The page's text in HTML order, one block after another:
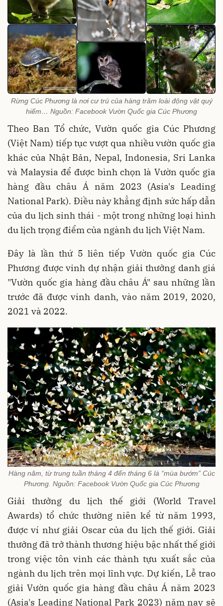
Rừng Cúc Phương là nơi cư trú của hàng trăm loài động vật quý
hiếm… Nguồn: Facebook Vườn Quốc gia Cúc Phương
Theo Ban Tổ chức, Vườn quốc gia Cúc Phương
(Việt Nam) tiếp tục vượt qua nhiều vườn quốc gia
khác của Nhật Bản, Nepal, Indonesia, Sri Lanka
và Malaysia để được bình chọn là Vườn quốc gia
hàng đầu châu Á năm 2023 (Asia's Leading
National Park). Điều này khẳng định sức hấp dẫn
của du lịch sinh thái - một trong những loại hình
du lịch trọng điểm của ngành du lịch Việt Nam.
Đây là lần thứ 5 liên tiếp Vườn quốc gia Cúc
Phương được vinh dự nhận giải thưởng danh giá
"Vườn quốc gia hàng đầu châu Á" sau những lần
trước đã được vinh danh, vào năm 2019, 2020,
2021 và 2022.
Hàng năm, từ trung tuần tháng 4 đến tháng 6 là “mùa bướm” Cúc
Phương. Nguồn: Facebook Vườn Quốc gia Cúc Phương
Giải thưởng du lịch thế giới (World Travel
Awards) tổ chức thường niên kể từ năm 1993,
được ví như giải Oscar của du lịch thế giới. Giải
thưởng đã trở thành thương hiệu bậc nhất thế giới
trong việc tôn vinh các thành tựu xuất sắc của
ngành du lịch trên mọi lĩnh vực. Dự kiến, Lễ trao
giải Vườn quốc gia hàng đầu châu Á năm 2023
(Asia's Leading National Park 2023) năm nay sẽ